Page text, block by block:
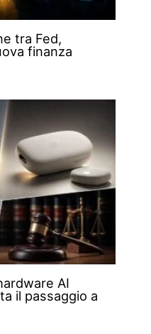
tra Fed,
finanza
AI
il passaggio a